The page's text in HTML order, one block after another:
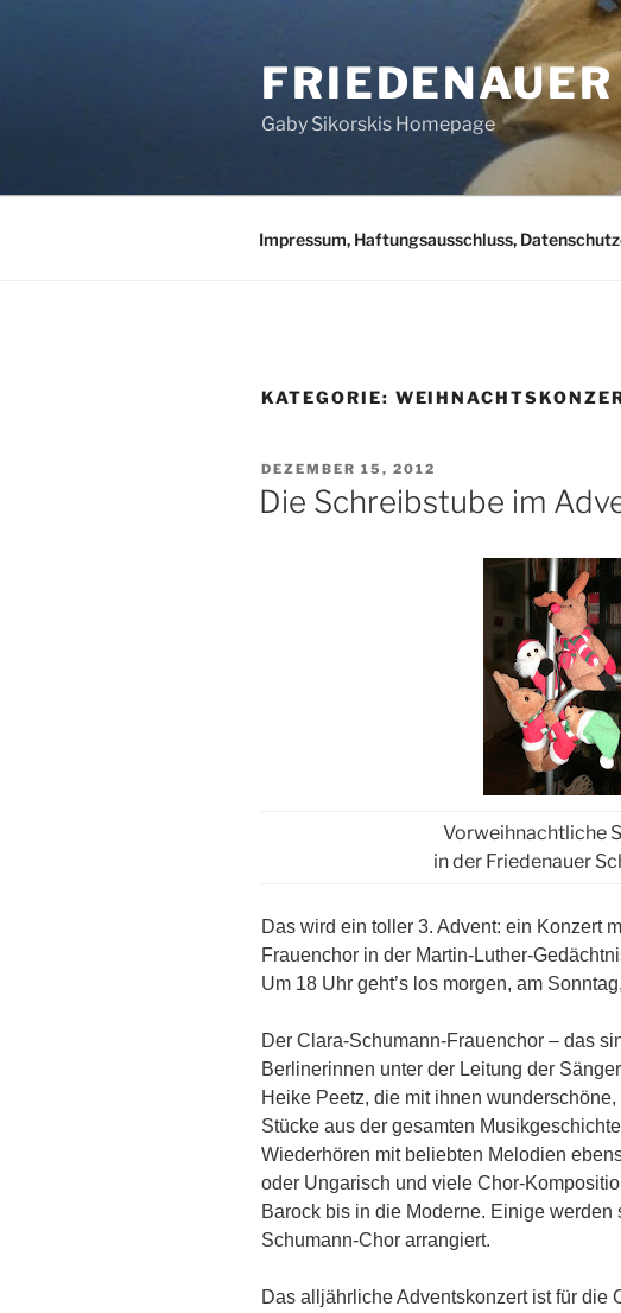
Gaby Sikorskis Homepage
Impressum, Haftungsausschluss,
KATEGORIE:
VERÖFFENTLICHT
AM
DEZEMBER 15, 2012
Die Schreibstube im
Vorweihnachtliche
in der Friedenauer
Das wird ein toller 3. Advent: ein Konzert
Frauenchor in der Martin-Luther-
Um 18 Uhr geht’s los morgen, am
Der Clara-Schumann-Frauenchor – das
Berlinerinnen unter der Leitung der
Heike Peetz, die mit ihnen
Stücke aus der gesamten
Wiederhören mit beliebten Melodien
oder Ungarisch und viele Chor-
Barock bis in die Moderne. Einige werden
Schumann-Chor arrangiert.
Das alljährliche Adventskonzert ist für die